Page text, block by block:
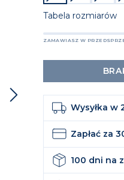
Tabela rozmiarów
ZAMAWIASZ W
Wysyłka w
Zapłać za
100 dni na